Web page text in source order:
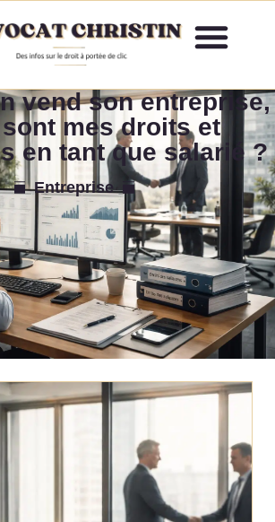
vend son entreprise,
mes droits et
en tant que salarié ?
Entreprise